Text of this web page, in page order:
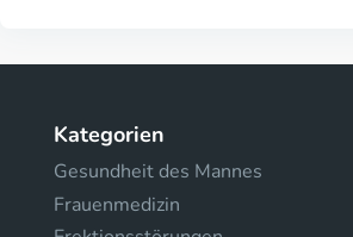
Kategorien
Gesundheit des Mannes
Frauenmedizin